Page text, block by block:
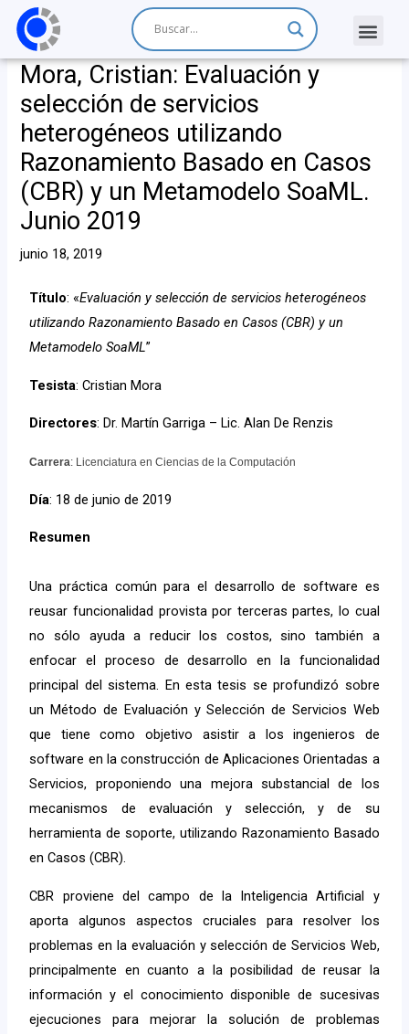
Mora, Cristian: Evaluación y
selección de servicios
heterogéneos utilizando
Razonamiento Basado en Casos
(CBR) y un Metamodelo SoaML.
Junio 2019
junio 18, 2019
Título: «Evaluación y selección de servicios heterogéneos
utilizando Razonamiento Basado en Casos (CBR) y un
Metamodelo SoaML”
Tesista: Cristian Mora
Directores: Dr. Martín Garriga – Lic. Alan De Renzis
Carrera: Licenciatura en Ciencias de la Computación
Día: 18 de junio de 2019
Resumen
Una práctica común para el desarrollo de software es
reusar funcionalidad provista por terceras partes, lo cual
no sólo ayuda a reducir los costos, sino también a
enfocar el proceso de desarrollo en la funcionalidad
principal del sistema. En esta tesis se profundizó sobre
un Método de Evaluación y Selección de Servicios Web
que tiene como objetivo asistir a los ingenieros de
software en la construcción de Aplicaciones Orientadas a
Servicios, proponiendo una mejora substancial de los
mecanismos de evaluación y selección, y de su
herramienta de soporte, utilizando Razonamiento Basado
en Casos (CBR).
CBR proviene del campo de la Inteligencia Artificial y
aporta algunos aspectos cruciales para resolver los
problemas en la evaluación y selección de Servicios Web,
principalmente en cuanto a la posibilidad de reusar la
información y el conocimiento disponible de sucesivas
ejecuciones para mejorar la solución de problemas